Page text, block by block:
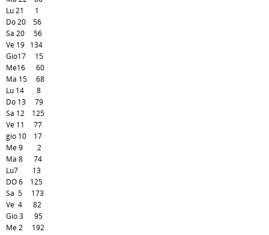
Lu 21 1
Do 20 56
Sa 20 56
Ve 19 134
Gio17 15
Me16 60
Ma 15 68
Lu 14 8
Do 13 79
Sa 12 125
Ve 11 77
gio 10 17
Me 9 2
Ma 8 74
Lu7 13
DO 6 125
Sa 5 173
Ve 4 82
Gio 3 95
Me 2 192